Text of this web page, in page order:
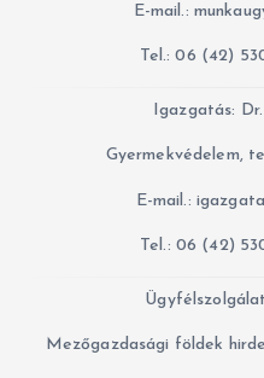
E-mail.:
Tel.: 06 (42)
Igazgatás:
Gyermekvédelem,
E-mail.:
Tel.: 06 (42)
Mezőgazdasági földek